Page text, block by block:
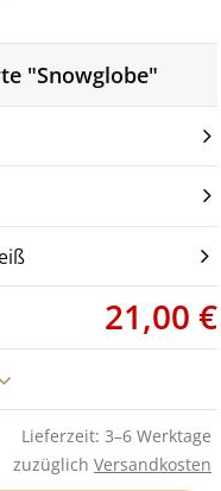
"Snowglobe"
21,00 €
Lieferzeit: 3–6 Werktage
zuzüglich Versandkosten